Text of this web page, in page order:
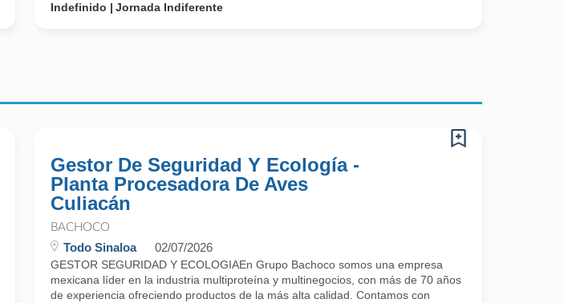
Indefinido
Jornada Indiferente
Gestor De Seguridad Y Ecología -
Planta Procesadora De Aves
Culiacán
BACHOCO
Todo Sinaloa 02/07/2026
GESTOR SEGURIDAD Y ECOLOGIAEn Grupo Bachoco somos una empresa
mexicana líder en la industria multiproteína y multinegocios, con más de 70 años
de experiencia ofreciendo productos de la más alta calidad. Contamos con